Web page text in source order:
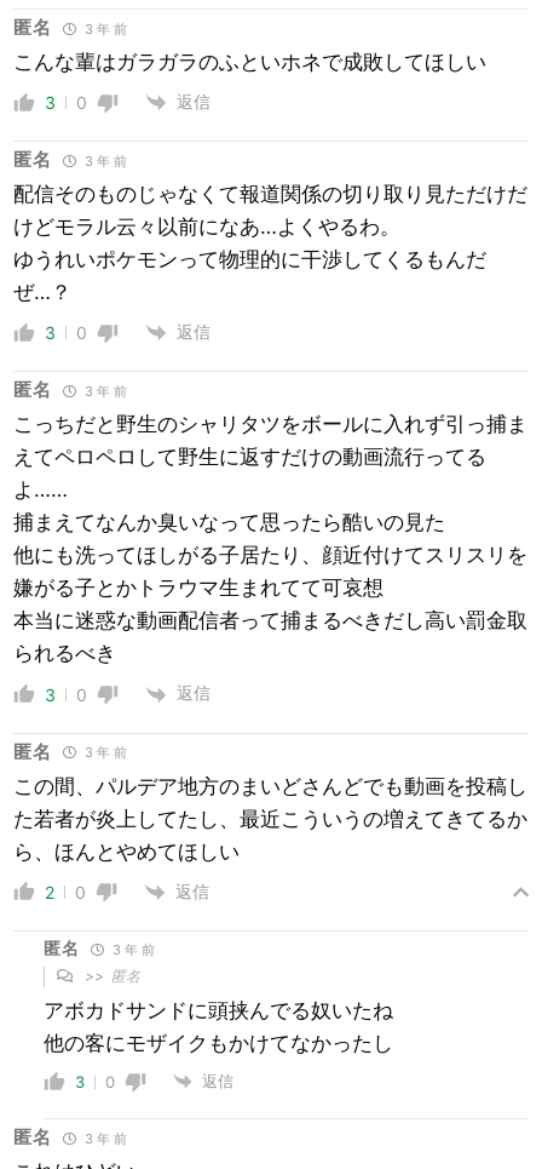
匿名 3 年 前
こんな輩はガラガラのふといホネで成敗してほしい
3 0 返信
匿名 3 年 前
配信そのものじゃなくて報道関係の切り取り見ただけだ
けどモラル云々以前になあ…よくやるわ。
ゆうれいポケモンって物理的に干渉してくるもんだ
ぜ…？
3 0 返信
匿名 3 年 前
こっちだと野生のシャリタツをボールに入れず引っ捕ま
えてペロペロして野生に返すだけの動画流行ってる
よ……
捕まえてなんか臭いなって思ったら酷いの見た
他にも洗ってほしがる子居たり、顔近付けてスリスリを
嫌がる子とかトラウマ生まれてて可哀想
本当に迷惑な動画配信者って捕まるべきだし高い罰金取
られるべき
3 0 返信
匿名 3 年 前
この間、パルデア地方のまいどさんどでも動画を投稿し
た若者が炎上してたし、最近こういうの増えてきてるか
ら、ほんとやめてほしい
2 0 返信
匿名 3 年 前
>> 匿名
アボカドサンドに頭挟んでる奴いたね
他の客にモザイクもかけてなかったし
3 0 返信
匿名 3 年 前